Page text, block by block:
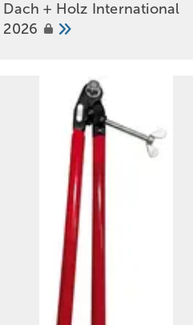
Dach + Holz International
2026